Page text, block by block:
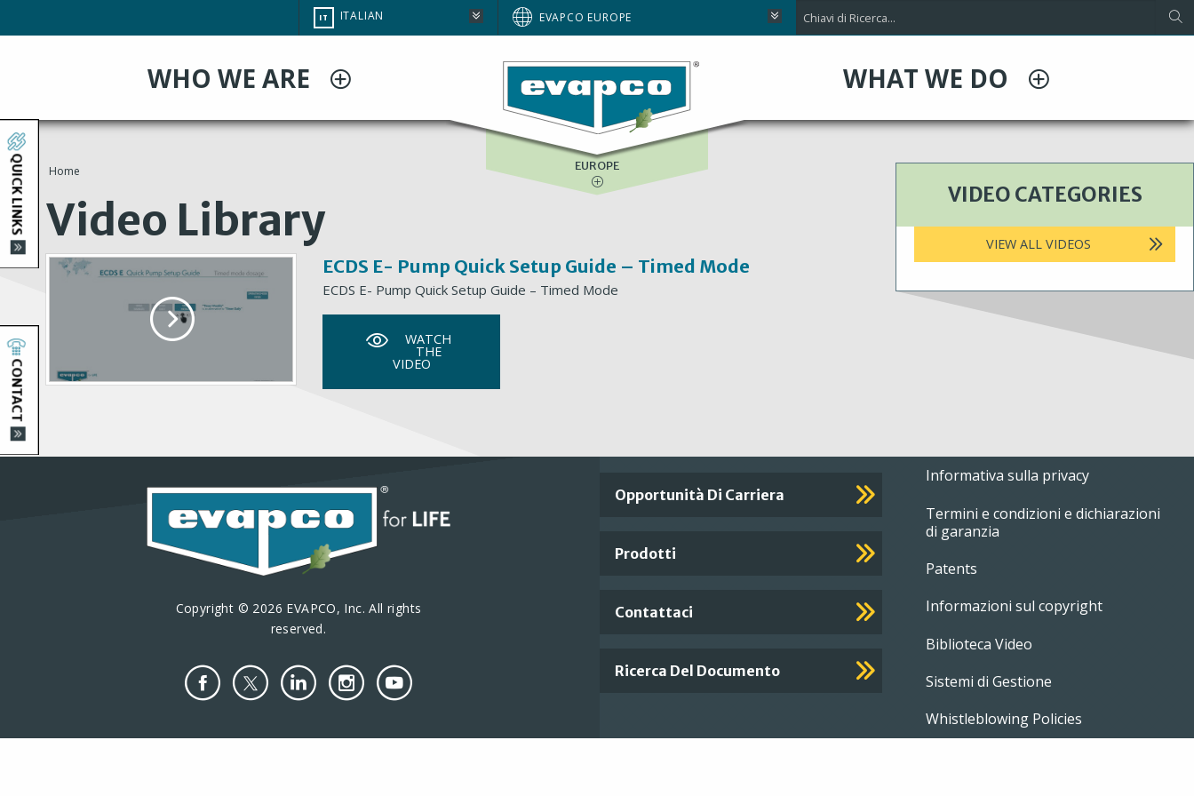
al
CHANGE
SITE
IT ITALIAN EVAPCO EUROPE
WHO WE ARE WHAT WE DO
BRAZIL
NORTH AMERICA
SOUTH AFRICA
EUROPE
You
are
here
Home
Video Library
ECDS E- Pump Quick Setup Guide – Timed Mode
ECDS E- Pump Quick Setup Guide – Timed Mode
WATCH
THE
VIDEO
VIDEO CATEGORIES
VIEW ALL VIDEOS
Copyright © 2026 EVAPCO, Inc. All rights
reserved.
Important
Footer
Links
Opportunità Di Carriera
Prodotti
Contattaci
Ricerca Del Documento
Footer
menu
Informativa sulla privacy
Termini e condizioni e dichiarazioni
di garanzia
Patents
Informazioni sul copyright
Biblioteca Video
Sistemi di Gestione
Whistleblowing Policies
QUICK LINKS
CONTACT